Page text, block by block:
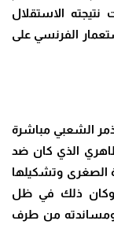
نتيجته الاستقلال
الفرنسي على
الشعبي مباشرة
الذي كان ضد
الصغرى وتشكيلها
وكان ذلك في ظل
ومساندته من طرف